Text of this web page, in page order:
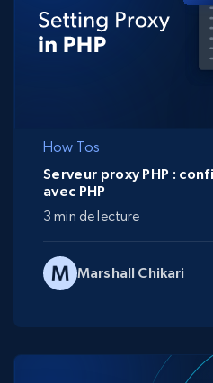
How Tos
Marshall Chikari
Serveur proxy PHP :
avec PHP
3 min de lecture